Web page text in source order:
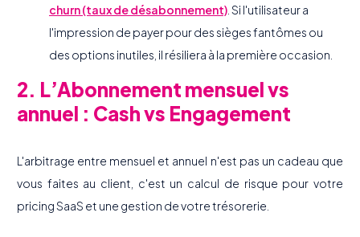
churn (taux de désabonnement) . Si l'utilisateur a
l'impression de payer pour des sièges fantômes ou
des options inutiles, il résiliera à la première occasion.
2. L’Abonnement mensuel vs
annuel : Cash vs Engagement
L'arbitrage entre mensuel et annuel n'est pas un cadeau que
vous faites au client, c'est un calcul de risque pour votre
pricing SaaS et une gestion de votre trésorerie.